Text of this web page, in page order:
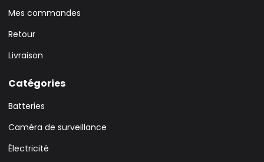
Mes commandes
Retour
Livraison
Catégories
Batteries
Caméra de surveillance
Électricité